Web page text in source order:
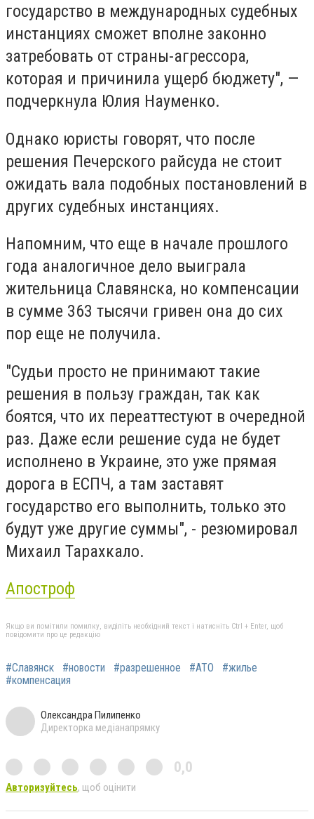
государство в международных судебных
инстанциях сможет вполне законно
затребовать от страны-агрессора,
которая и причинила ущерб бюджету", —
подчеркнула Юлия Науменко.
Однако юристы говорят, что после
решения Печерского райсуда не стоит
ожидать вала подобных постановлений в
других судебных инстанциях.
Напомним, что еще в начале прошлого
года аналогичное дело выиграла
жительница Славянска, но компенсации
в сумме 363 тысячи гривен она до сих
пор еще не получила.
"Судьи просто не принимают такие
решения в пользу граждан, так как
боятся, что их переаттестуют в очередной
раз. Даже если решение суда не будет
исполнено в Украине, это уже прямая
дорога в ЕСПЧ, а там заставят
государство его выполнить, только это
будут уже другие суммы", - резюмировал
Михаил Тарахкало.
Апостроф
Якщо ви помітили помилку, виділіть необхідний текст і натисніть Ctrl + Enter, щоб
повідомити про це редакцію
#Славянск #новости #разрешенное #АТО
#жилье
#компенсация
Олександра Пилипенко
Директорка медіанапрямку
0,0
Авторизуйтесь, щоб оцінити